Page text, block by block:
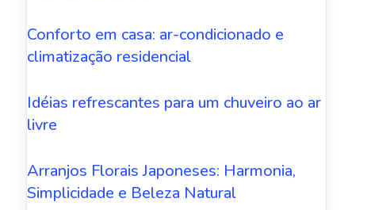
Conforto em casa: ar-condicionado e
climatização residencial
Idéias refrescantes para um chuveiro ao ar
livre
Arranjos Florais Japoneses: Harmonia,
Simplicidade e Beleza Natural